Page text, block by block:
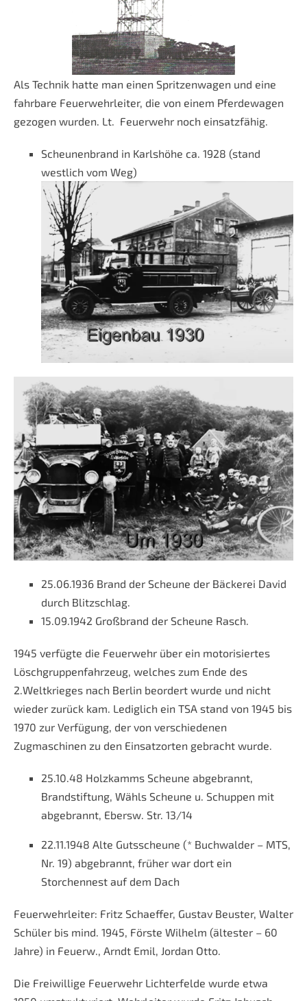
Als Technik hatte man einen Spritzenwagen und eine
fahrbare Feuerwehrleiter, die von einem Pferdewagen
gezogen wurden. Lt. Feuerwehr noch einsatzfähig.
Scheunenbrand in Karlshöhe ca. 1928 (stand
westlich vom Weg)
25.06.1936 Brand der Scheune der Bäckerei David
durch Blitzschlag.
15.09.1942 Großbrand der Scheune Rasch.
1945 verfügte die Feuerwehr über ein motorisiertes
Löschgruppenfahrzeug, welches zum Ende des
2.Weltkrieges nach Berlin beordert wurde und nicht
wieder zurück kam. Lediglich ein TSA stand von 1945 bis
1970 zur Verfügung, der von verschiedenen
Zugmaschinen zu den Einsatzorten gebracht wurde.
25.10.48 Holzkamms Scheune abgebrannt,
Brandstiftung, Wähls Scheune u. Schuppen mit
abgebrannt, Ebersw. Str. 13/14
22.11.1948 Alte Gutsscheune (* Buchwalder – MTS,
Nr. 19) abgebrannt, früher war dort ein
Storchennest auf dem Dach
Feuerwehrleiter: Fritz Schaeffer, Gustav Beuster, Walter
Schüler bis mind. 1945, Förste Wilhelm (ältester – 60
Jahre) in Feuerw., Arndt Emil, Jordan Otto.
Die Freiwillige Feuerwehr Lichterfelde wurde etwa